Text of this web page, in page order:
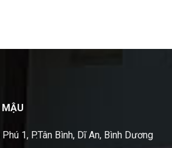
MẬU
1, P.Tân Bình, Dĩ An, Bình Dương